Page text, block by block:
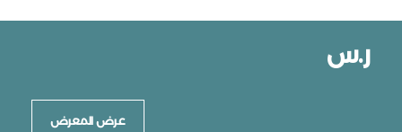
ر.س
عرض المعرض